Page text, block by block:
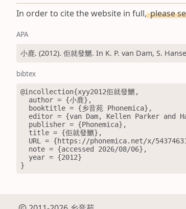
In order to cite the website in full,please
APA
小鹿. (2012). 佢就發嬲. In K. P. van Dam, S.
bibtex
@incollection{xyy2012佢就發嬲,
}